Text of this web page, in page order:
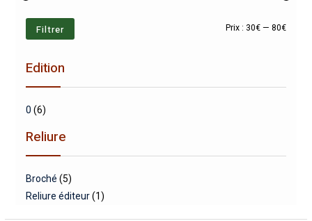
Prix
Prix
Filtrer Prix : 30€ —80€
Edition
0 (6)
Reliure
Broché (5)
Reliure éditeur (1)